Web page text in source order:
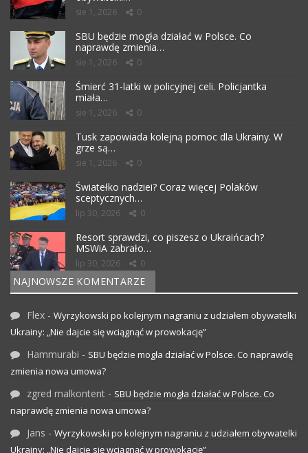
sie 1, 2026 0
SBU będzie mogła działać w Polsce. Co
naprawdę zmienia…
sie 1, 2026 0
Śmierć 31-latki w policyjnej celi. Policjantka
miała…
sie 1, 2026 0
Tusk zapowiada kolejną pomoc dla Ukrainy. W
grze są…
sie 1, 2026 0
Światełko nadziei? Coraz więcej Polaków
sceptycznych…
lip 30, 2026 0
Resort sprawdzi, co piszesz o Ukraińcach?
MSWiA zabrało…
lip 30, 2026 0
NAJNOWSZE KOMENTARZE
Flex - Wyrzykowski po kolejnym nagraniu z udziałem obywatelki
Ukrainy: „Nie dajcie się wciągnąć w prowokację”
Hammurabi - SBU będzie mogła działać w Polsce. Co naprawdę
zmienia nowa umowa?
zgred malkontent - SBU będzie mogła działać w Polsce. Co
naprawdę zmienia nowa umowa?
Jans - Wyrzykowski po kolejnym nagraniu z udziałem obywatelki
Ukrainy: „Nie dajcie się wciągnąć w prowokację”